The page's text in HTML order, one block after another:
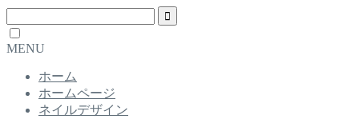
MENU
ホーム
ホームページ
ネイルデザイン